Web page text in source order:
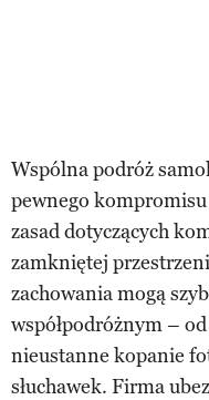
Wspólna podróż
pewnego
zasad dotyczących
zamkniętej
zachowania mogą
współpodróżnym –
nieustanne kopanie
słuchawek. Firma